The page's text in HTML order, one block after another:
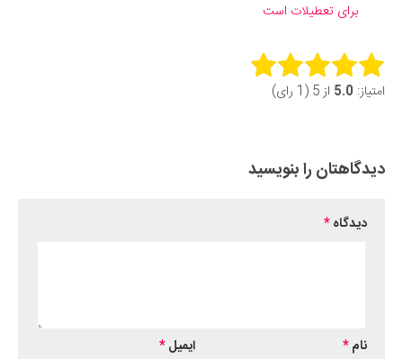
برای تعطیلات است
Rate this item:
امتیاز: 5.0 از 5 (1 رای)
دیدگاهتان را بنویسید
دیدگاه*
نام* ایمیل*